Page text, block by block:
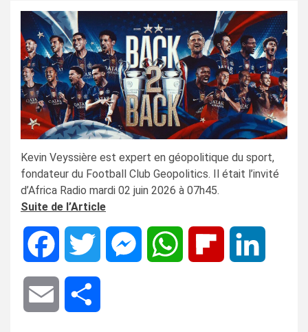
Kevin Veyssière est expert en géopolitique du sport,
fondateur du Football Club Geopolitics. Il était l’invité
d’Africa Radio mardi 02 juin 2026 à 07h45.
Suite de l’Article
Facebook Twitter MessengerWhatsApp Flipboard
Email